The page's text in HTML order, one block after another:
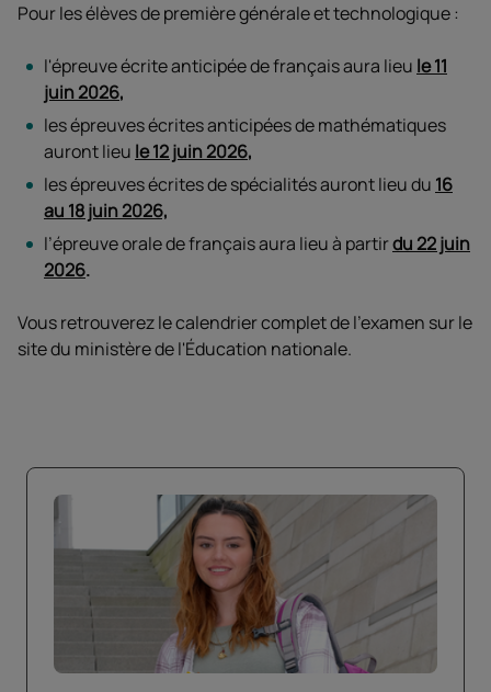
Pour les élèves de première générale et technologique :
l'épreuve écrite anticipée de français aura lieu le 11
juin 2026,
les épreuves écrites anticipées de mathématiques
auront lieu le 12 juin 2026,
les épreuves écrites de spécialités auront lieu du 16
au 18 juin 2026,
l’épreuve orale de français aura lieu à partirdu 22 juin
2026.
Vous retrouverez le calendrier complet de l'examen sur le
site du ministère de l'Éducation nationale.